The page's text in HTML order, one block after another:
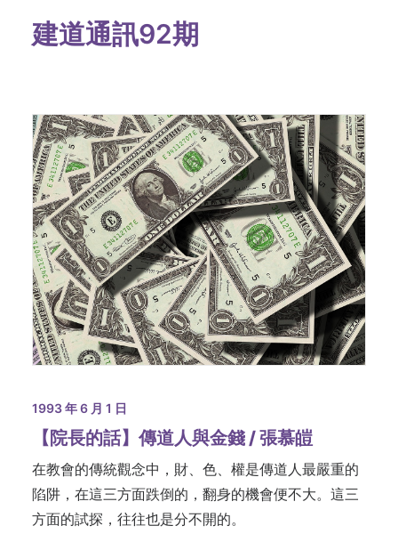
建道通訊92期
1993 年 6 月 1 日
【院長的話】傳道人與金錢 / 張慕皚
在教會的傳統觀念中，財、色、權是傳道人最嚴重的
陷阱，在這三方面跌倒的，翻身的機會便不大。這三
方面的試探，往往也是分不開的。